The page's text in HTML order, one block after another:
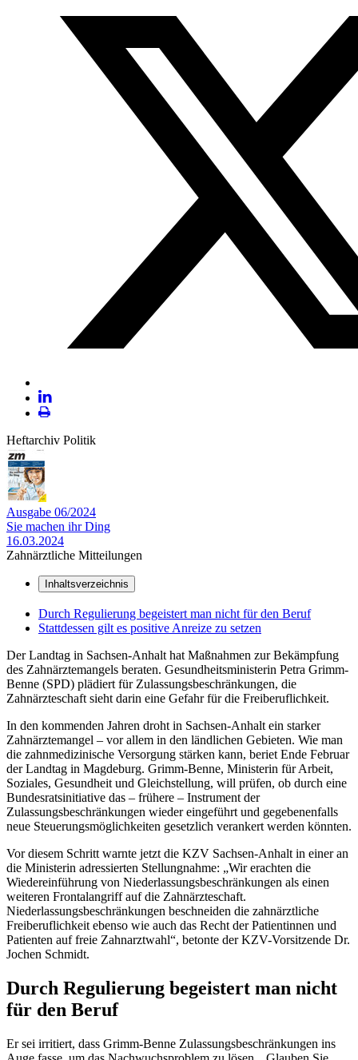
Plattform
X
LinekdIn
ausdrucken
Heftarchiv Politik
Ausgabe 06/2024
Sie machen ihr Ding
16.03.2024
Zahnärztliche Mitteilungen
Inhaltsverzeichnis
Durch Regulierung begeistert man nicht für den Beruf
Stattdessen gilt es positive Anreize zu setzen
Der Landtag in Sachsen-Anhalt hat Maßnahmen zur Bekämpfung
des Zahnärztemangels beraten. Gesundheitsministerin Petra Grimm-
Benne (SPD) plädiert für Zulassungsbeschränkungen, die
Zahnärzteschaft sieht darin eine Gefahr für die Freiberuflichkeit.
In den kommenden Jahren droht in Sachsen-Anhalt ein starker
Zahnärztemangel – vor allem in den ländlichen Gebieten. Wie man
die zahnmedizinische Versorgung stärken kann, beriet Ende Februar
der Landtag in Magdeburg. Grimm-Benne, Ministerin für Arbeit,
Soziales, Gesundheit und Gleichstellung, will prüfen, ob durch eine
Bundesratsinitiative das – frühere – Instrument der
Zulassungsbeschränkungen wieder eingeführt und gegebenenfalls
neue Steuerungsmöglichkeiten gesetzlich verankert werden könnten.
Vor diesem Schritt warnte jetzt die KZV Sachsen-Anhalt in einer an
die Ministerin adressierten Stellungnahme: „Wir erachten die
Wiedereinführung von Niederlassungsbeschränkungen als einen
weiteren Frontalangriff auf die Zahnärzteschaft.
Niederlassungsbeschränkungen beschneiden die zahnärztliche
Freiberuflichkeit ebenso wie auch das Recht der Patientinnen und
Patienten auf freie Zahnarztwahl“, betonte der KZV-Vorsitzende Dr.
Jochen Schmidt.
Durch Regulierung begeistert man nicht
für den Beruf
Er sei irritiert, dass Grimm-Benne Zulassungsbeschränkungen ins